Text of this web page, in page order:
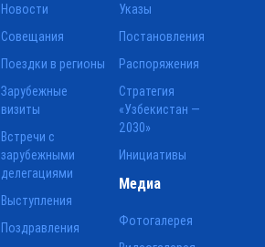
Новости
Совещания
Поездки в регионы
Зарубежные
визиты
Встречи с
зарубежными
делегациями
Выступления
Поздравления
Указы
Постановления
Распоряжения
Стратегия
«Узбекистан —
2030»
Инициативы
Медиа
Фотогалерея